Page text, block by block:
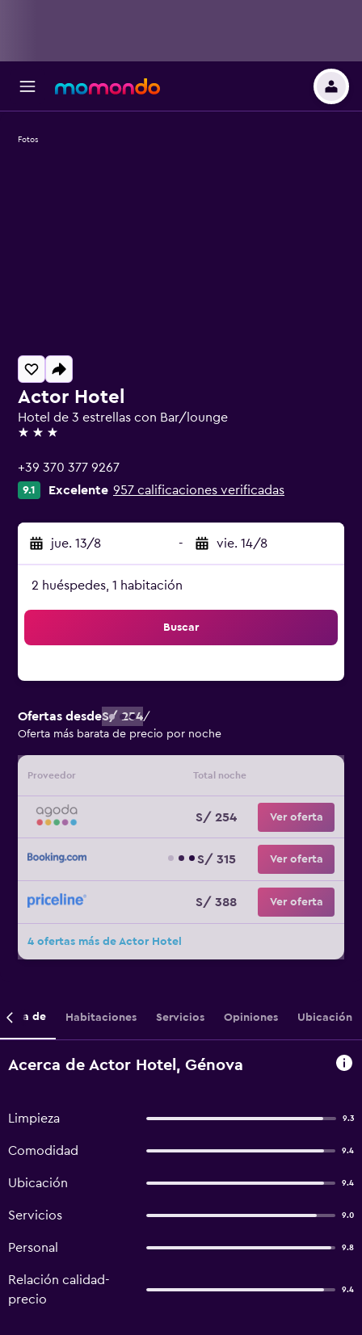
Actor Hotel
Hotel de 3 estrellas con Bar/lounge
3 estrellas
+39 370 377 9267
9.1 Excelente 957 calificaciones verificadas
jue. 13/8 - vie. 14/8
2 huéspedes, 1 habitación
Buscar
Ofertas desdeS/ 254/
Oferta más barata de precio por noche
Proveedor Total noche
S/ 254 Ver oferta
S/ 315 Ver oferta
S/ 388 Ver oferta
4 ofertas más de Actor Hotel
Fotos
de Habitaciones Servicios Opiniones Ubicación
Acerca de Actor Hotel, Génova
Limpieza 9.3
Comodidad 9.4
Ubicación 9.4
Servicios 9.0
Personal 9.8
Relación calidad-
precio
9.4